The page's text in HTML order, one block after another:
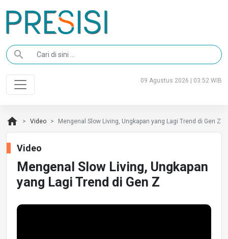
search
09 Agustus 2026 | 03:52 WIB
home Video Mengenal Slow Living, Ungkapan yang Lagi Trend di Gen Z
Video
Mengenal Slow Living, Ungkapan
yang Lagi Trend di Gen Z